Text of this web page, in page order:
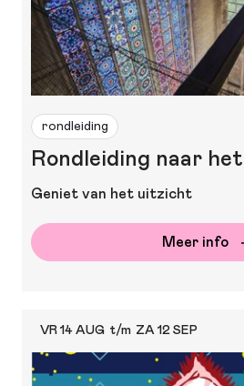
rondleiding
Rondleiding naar
Geniet van het uitzicht
Meer info
VR 14 AUG t/m ZA 12 SEP